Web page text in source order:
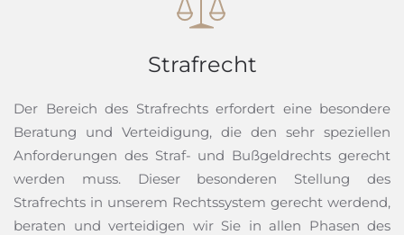
Strafrecht
Der Bereich des Strafrechts erfordert eine besondere
Beratung und Verteidigung, die den sehr speziellen
Anforderungen des Straf- und Bußgeldrechts gerecht
werden muss. Dieser besonderen Stellung des
Strafrechts in unserem Rechtssystem gerecht werdend,
beraten und verteidigen wir Sie in allen Phasen des